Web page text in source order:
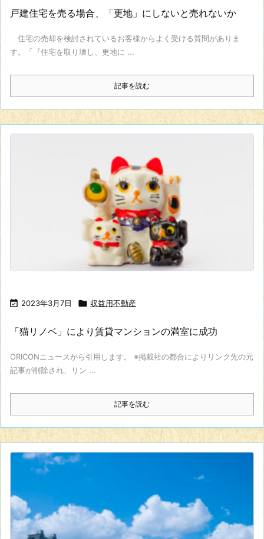
戸建住宅を売る場合、「更地」にしないと売れないか
住宅の売却を検討されているお客様からよく受ける質問がありま
す。「『住宅を取り壊し、更地に ...
記事を読む
 2023年3月7日  収益用不動産
「猫リノベ」により賃貸マンションの満室に成功
ORICONニュースから引用します。 ※掲載社の都合によりリンク先の元
記事が削除され、リン ...
記事を読む